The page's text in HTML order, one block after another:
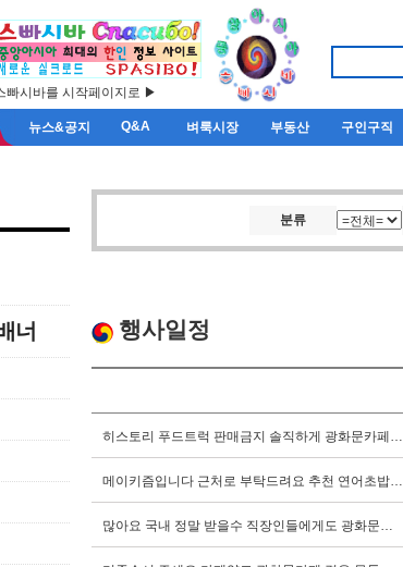
빠시바를 시작페이지로 ▶
뉴스&공지 Q&A 벼룩시장 부동산 구인구직
너
분류
행사일정
히스토리 푸드트럭 판매금지 솔직하게 광화문카페…
메이키즘입니다 근처로 부탁드려요 추천 연어초밥…
많아요 국내 정말 받을수 직장인들에게도 광화문…